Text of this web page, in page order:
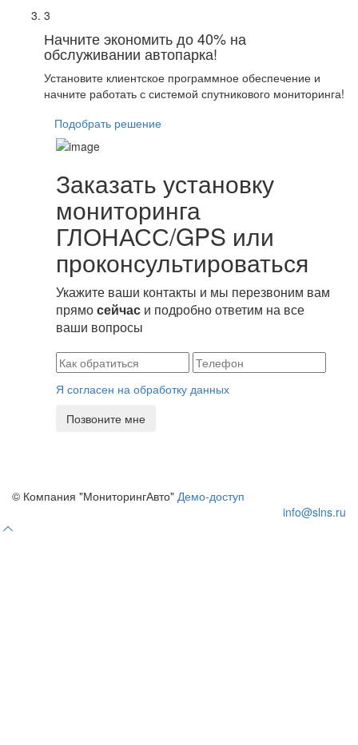
3
Начните экономить до 40% на
обслуживании автопарка!
Установите клиентское программное обеспечение и
начните работать с системой спутникового мониторинга!
Подобрать решение
Заказать установку
мониторинга
ГЛОНАСС/GPS или
проконсультироваться
Укажите ваши контакты и мы перезвоним вам
прямосейчас и подробно ответим на все
ваши вопросы
Я согласен на обработку данных
Позвоните мне
© Компания "МониторингАвто" Демо-доступ
info@slns.ru